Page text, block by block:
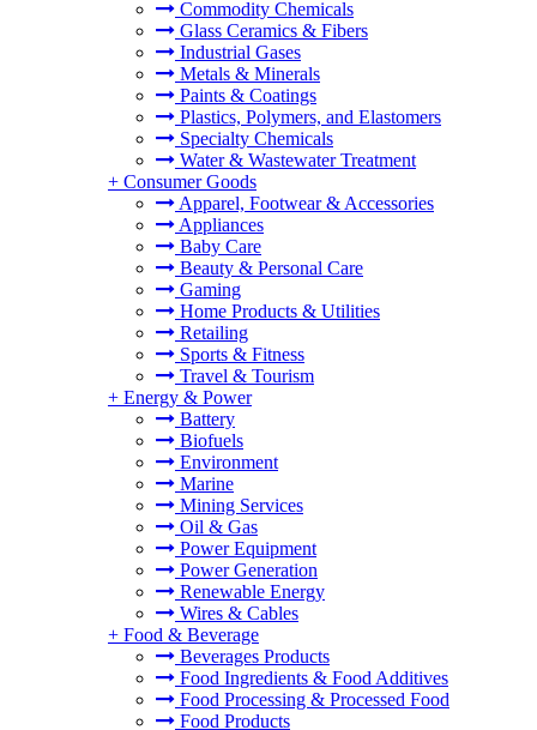
Commodity Chemicals
Glass Ceramics & Fibers
Industrial Gases
Metals & Minerals
Paints & Coatings
Plastics, Polymers, and Elastomers
Specialty Chemicals
Water & Wastewater Treatment
+ Consumer Goods
Apparel, Footwear & Accessories
Appliances
Baby Care
Beauty & Personal Care
Gaming
Home Products & Utilities
Retailing
Sports & Fitness
Travel & Tourism
+ Energy & Power
Battery
Biofuels
Environment
Marine
Mining Services
Oil & Gas
Power Equipment
Power Generation
Renewable Energy
Wires & Cables
+ Food & Beverage
Beverages Products
Food Ingredients & Food Additives
Food Processing & Processed Food
Food Products